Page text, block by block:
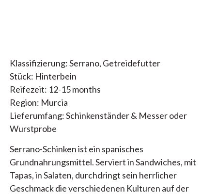
Klassifizierung: Serrano, Getreidefutter
Stück: Hinterbein
Reifezeit: 12-15 months
Region: Murcia
Lieferumfang: Schinkenständer & Messer oder
Wurstprobe
Serrano-Schinken ist ein spanisches
Grundnahrungsmittel. Serviert in Sandwiches, mit
Tapas, in Salaten, durchdringt sein herrlicher
Geschmack die verschiedenen Kulturen auf der